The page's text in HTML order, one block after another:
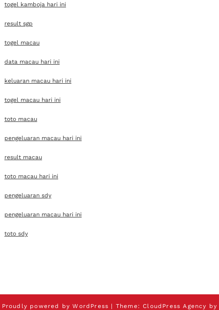
togel kamboja hari ini
result sgp
togel macau
data macau hari ini
keluaran macau hari ini
togel macau hari ini
toto macau
pengeluaran macau hari ini
result macau
toto macau hari ini
pengeluaran sdy
pengeluaran macau hari ini
toto sdy
Proudly powered byWordPress | Theme:CloudPress Agency by